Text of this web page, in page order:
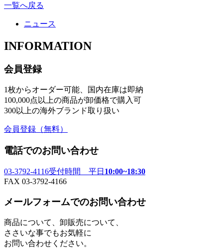
一覧へ戻る
ニュース
INFORMATION
会員登録
1枚からオーダー可能、国内在庫は即納
100,000点以上の商品が卸価格で購入可
300以上の海外ブランド取り扱い
会員登録 （無料）
電話でのお問い合わせ
03-3792-4116受付時間 平日 10:00~18:30
FAX 03-3792-4166
メールフォームでのお問い合わせ
商品について、卸販売について、
ささいな事でもお気軽に
お問い合わせください。